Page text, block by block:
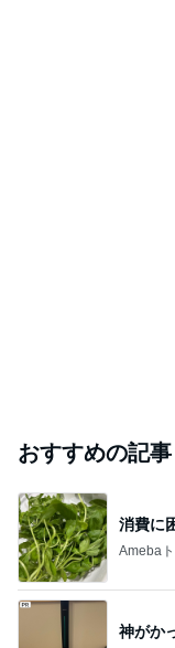
おすすめの記事
消費に
Ameba
神がか